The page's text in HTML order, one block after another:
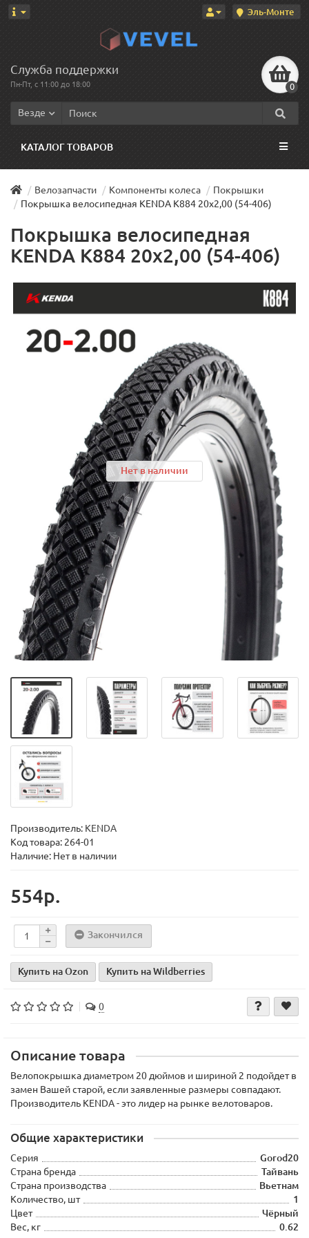
Эль-Монте
Служба поддержки
Пн-Пт, с 11:00 до 18:00 0
Везде
КАТАЛОГ ТОВАРОВ
Велозапчасти Компоненты колеса
Покрышки
Покрышка велосипедная KENDA K884 20x2,00 (54-406)
Покрышка велосипедная
KENDA K884 20x2,00 (54-406)
Нет в наличии
Производитель: KENDA
Код товара: 264-01
Наличие: Нет в наличии
554р.
Закончился
Купить на Ozon Купить на Wildberries
0
Описание товара
Велопокрышка диаметром 20 дюймов и шириной 2 подойдет в
замен Вашей старой, если заявленные размеры совпадают.
Производитель KENDA - это лидер на рынке велотоваров.
Общие характеристики
Серия
Gorod20
Страна бренда
Тайвань
Страна производства
Вьетнам
Количество, шт
1
Цвет
Чёрный
Вес, кг
0.62